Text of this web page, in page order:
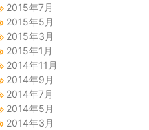
2015年7月
2015年5月
2015年3月
2015年1月
2014年11月
2014年9月
2014年7月
2014年5月
2014年3月